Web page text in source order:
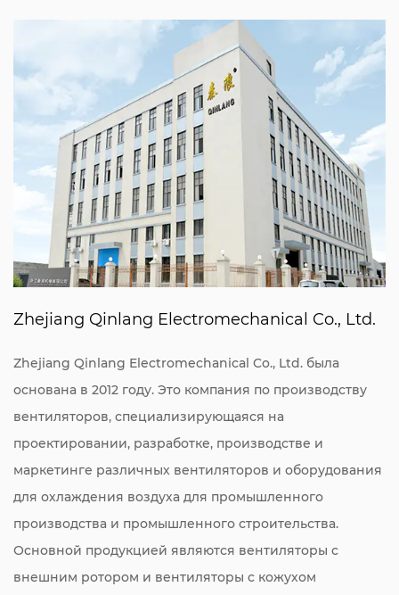
Zhejiang Qinlang Electromechanical Co., Ltd.
Zhejiang Qinlang Electromechanical Co., Ltd. была
основана в 2012 году. Это компания по производству
вентиляторов, специализирующаяся на
проектировании, разработке, производстве и
маркетинге различных вентиляторов и оборудования
для охлаждения воздуха для промышленного
производства и промышленного строительства.
Основной продукцией являются вентиляторы с
внешним ротором и вентиляторы с кожухом